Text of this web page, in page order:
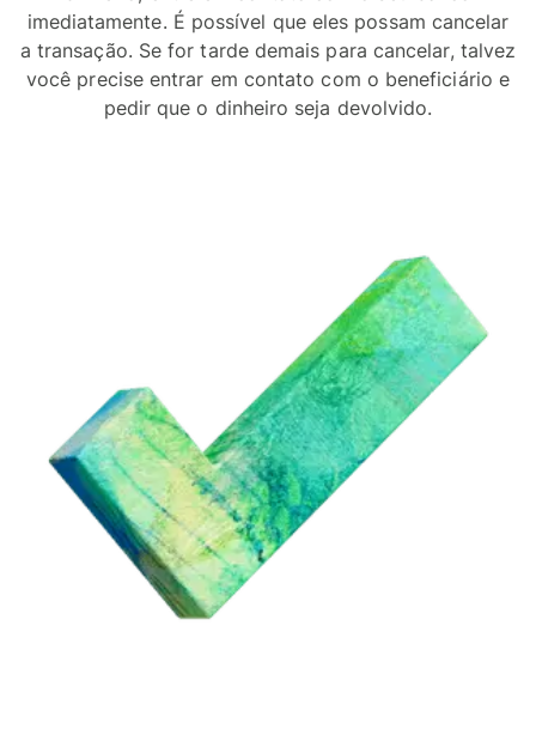
imediatamente. É possível que eles possam cancelar
a transação. Se for tarde demais para cancelar, talvez
você precise entrar em contato com o beneficiário e
pedir que o dinheiro seja devolvido.